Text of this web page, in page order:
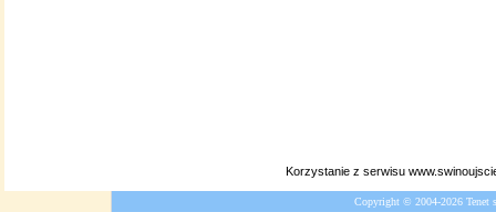
Korzystanie z serwisu
Copyright © 2004-2026